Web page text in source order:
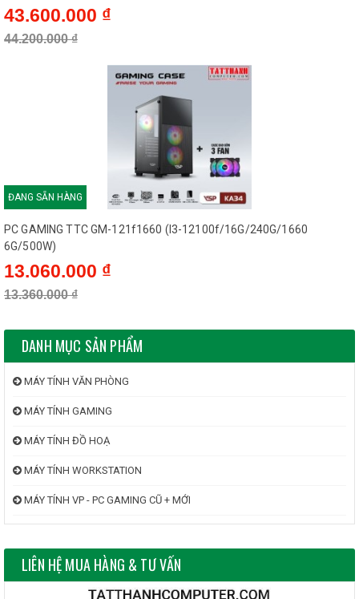
43.600.000 ₫
44.200.000 ₫
ĐANG SẴN HÀNG
PC GAMING TTC GM-121f1660 (I3-12100f/16G/240G/1660
6G/500W)
13.060.000 ₫
13.360.000 ₫
DANH MỤC SẢN PHẨM
MÁY TÍNH VĂN PHÒNG
MÁY TÍNH GAMING
MÁY TÍNH ĐỒ HOẠ
MÁY TÍNH WORKSTATION
MÁY TÍNH VP - PC GAMING CŨ + MỚI
LIÊN HỆ MUA HÀNG & TƯ VẤN